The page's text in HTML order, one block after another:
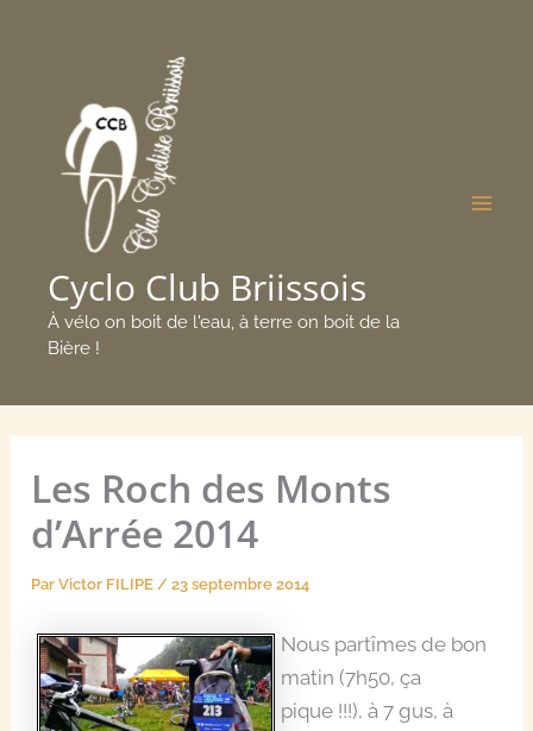
Cyclo Club Briissois
À vélo on boit de l'eau, à terre on boit de la
Bière !
Les Roch des Monts
d’Arrée 2014
ParVictor FILIPE/23 septembre 2014
Nous partîmes de bon
matin (7h50, ça
pique !!!), à 7 gus, à